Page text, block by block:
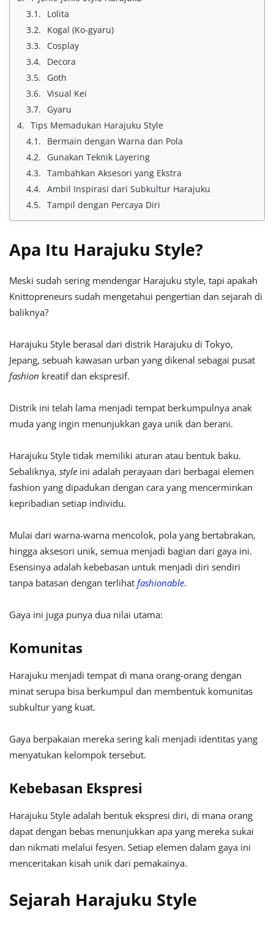
Lolita
Kogal (Ko-gyaru)
Cosplay
Decora
Goth
Visual Kei
Gyaru
Tips Memadukan Harajuku Style
Bermain dengan Warna dan Pola
Gunakan Teknik Layering
Tambahkan Aksesori yang Ekstra
Ambil Inspirasi dari Subkultur Harajuku
Tampil dengan Percaya Diri
Apa Itu Harajuku Style?
Meski sudah sering mendengar Harajuku style, tapi apakah
Knittopreneurs sudah mengetahui pengertian dan sejarah di
baliknya?
Harajuku Style berasal dari distrik Harajuku di Tokyo,
Jepang, sebuah kawasan urban yang dikenal sebagai pusat
fashion kreatif dan ekspresif.
Distrik ini telah lama menjadi tempat berkumpulnya anak
muda yang ingin menunjukkan gaya unik dan berani.
Harajuku Style tidak memiliki aturan atau bentuk baku.
Sebaliknya, style ini adalah perayaan dari berbagai elemen
fashion yang dipadukan dengan cara yang mencerminkan
kepribadian setiap individu.
Mulai dari warna-warna mencolok, pola yang bertabrakan,
hingga aksesori unik, semua menjadi bagian dari gaya ini.
Esensinya adalah kebebasan untuk menjadi diri sendiri
tanpa batasan dengan terlihat fashionable.
Gaya ini juga punya dua nilai utama:
Komunitas
Harajuku menjadi tempat di mana orang-orang dengan
minat serupa bisa berkumpul dan membentuk komunitas
subkultur yang kuat.
Gaya berpakaian mereka sering kali menjadi identitas yang
menyatukan kelompok tersebut.
Kebebasan Ekspresi
Harajuku Style adalah bentuk ekspresi diri, di mana orang
dapat dengan bebas menunjukkan apa yang mereka sukai
dan nikmati melalui fesyen. Setiap elemen dalam gaya ini
menceritakan kisah unik dari pemakainya.
Sejarah Harajuku Style